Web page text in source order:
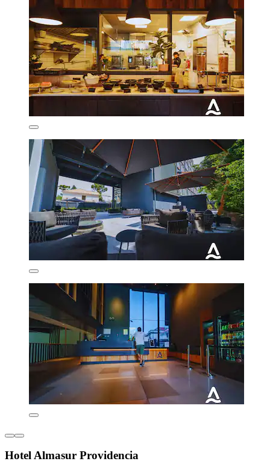
Hotel Almasur Providencia